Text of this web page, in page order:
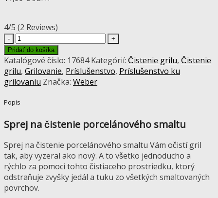
4/5 (2 Reviews)
množstvo
Weber
-
Sprej
na
porcelánového
Pridať do košíka
Katalógové číslo: 17684 Kategórií: Čistenie grilu, Čistenie
grilu, Grilovanie, Príslušenstvo, Príslušenstvo ku
grilovaniu Značka: Weber
Popis
Sprej na čistenie porcelánového smaltu
Sprej na čistenie porcelánového smaltu Vám očistí gril
tak, aby vyzeral ako nový. A to všetko jednoducho a
rýchlo za pomoci tohto čistiaceho prostriedku, ktorý
odstraňuje zvyšky jedál a tuku zo všetkých smaltovaných
povrchov.